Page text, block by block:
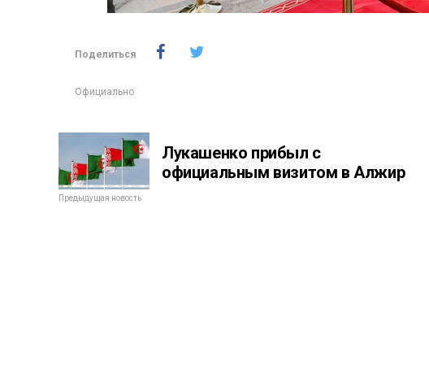
Поделиться
Официально
Лукашенко прибыл с
официальным визитом в Алжир
Предыдущая новость